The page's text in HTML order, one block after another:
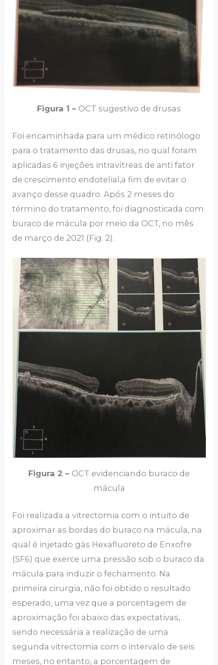
Figura 1 – OCT sugestivo de drusas
Foi encaminhada para um médico retinólogo
para o tratamento das drusas, no qual foram
aplicadas 6 injeções intravítreas de anti fator
de crescimento endotelial,a fim de evitar o
avanço desse quadro. Após 2 meses do
término do tratamento, foi diagnosticada com
buraco de mácula por meio da OCT, no mês
de março de 2021 (Fig. 2).
Figura 2 – OCT evidenciando buraco de
mácula
Foi realizada a vitrectomia com o intuito de
aproximar as bordas do buraco na mácula, na
qual é injetado gás Hexafluoreto de Enxofre
(SF6) que exerce uma pressão sob o buraco da
mácula para induzir o fechamento. Na
primeira cirurgia, não foi obtido o resultado
esperado, uma vez que a porcentagem de
aproximação foi abaixo das expectativas,
sendo necessária a realização de uma
segunda vitrectomia com o intervalo de seis
meses, no entanto, a porcentagem de